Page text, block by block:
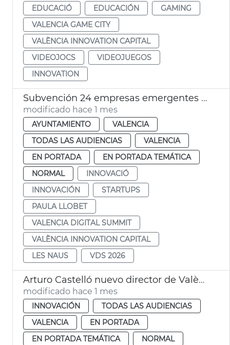
EDUCACIÓ EDUCACIÓN
GAMING
VALENCIA GAME CITY
VALÈNCIA INNOVATION CAPITAL
VIDEOJOCS
VIDEOJUEGOS
INNOVATION
Subvención 24 empresas emergentes València Digital Summit 2026 VDS
modificado hace 1 mes
AYUNTAMIENTO
VALENCIA
TODAS LAS AUDIENCIAS
VALENCIA
EN PORTADA
EN PORTADA TEMÁTICA
NORMAL
INNOVACIÓ
INNOVACIÓN
STARTUPS
PAULA LLOBET
VALENCIA DIGITAL SUMMIT
VALÈNCIA INNOVATION CAPITAL
LES NAUS
VDS 2026
Arturo Castelló nuevo director de València Innovation Capital
modificado hace 1 mes
INNOVACIÓN
TODAS LAS AUDIENCIAS
VALENCIA
EN PORTADA
EN PORTADA TEMÁTICA
NORMAL